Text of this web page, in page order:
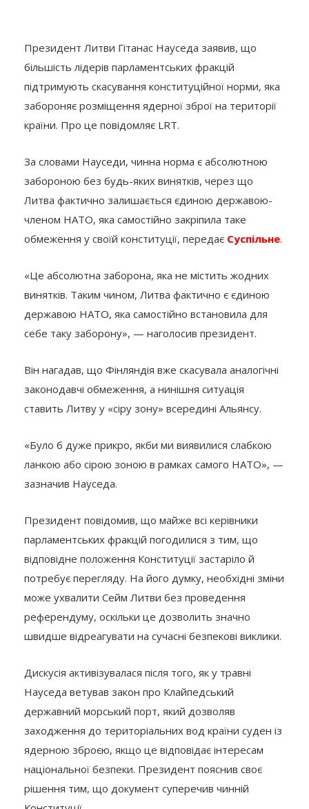
Президент Литви Гітанас Науседа заявив, що
більшість лідерів парламентських фракцій
підтримують скасування конституційної норми, яка
забороняє розміщення ядерної зброї на території
країни. Про це повідомляє LRT.
За словами Науседи, чинна норма є абсолютною
забороною без будь-яких винятків, через що
Литва фактично залишається єдиною державою-
членом НАТО, яка самостійно закріпила таке
обмеження у своїй конституції, передає Суспільне.
«Це абсолютна заборона, яка не містить жодних
винятків. Таким чином, Литва фактично є єдиною
державою НАТО, яка самостійно встановила для
себе таку заборону», — наголосив президент.
Він нагадав, що Фінляндія вже скасувала аналогічні
законодавчі обмеження, а нинішня ситуація
ставить Литву у «сіру зону» всередині Альянсу.
«Було б дуже прикро, якби ми виявилися слабкою
ланкою або сірою зоною в рамках самого НАТО», —
зазначив Науседа.
Президент повідомив, що майже всі керівники
парламентських фракцій погодилися з тим, що
відповідне положення Конституції застаріло й
потребує перегляду. На його думку, необхідні зміни
може ухвалити Сейм Литви без проведення
референдуму, оскільки це дозволить значно
швидше відреагувати на сучасні безпекові виклики.
Дискусія активізувалася після того, як у травні
Науседа ветував закон про Клайпедський
державний морський порт, який дозволяв
заходження до територіальних вод країни суден із
ядерною зброєю, якщо це відповідає інтересам
національної безпеки. Президент пояснив своє
рішення тим, що документ суперечив чинній